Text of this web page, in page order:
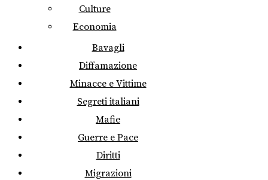
Culture
Economia
Bavagli
Diffamazione
Minacce e Vittime
Segreti italiani
Mafie
Guerre e Pace
Diritti
Migrazioni